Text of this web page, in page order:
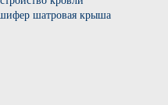
шатровая крыша